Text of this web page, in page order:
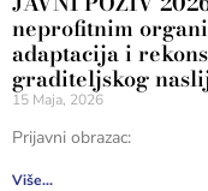
neprofitnim
adaptacija i
graditeljskog
15 Maja, 2026
Prijavni obrazac:
Više...